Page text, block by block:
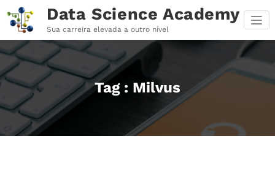
para
conteúdo
Data Science Academy
Sua carreira elevada a outro nível
Tag : Milvus